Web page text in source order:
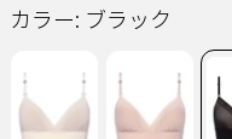
カラー: ブラック